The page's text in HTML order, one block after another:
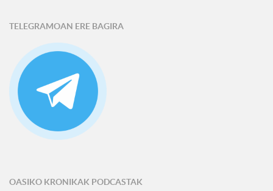
TELEGRAMOAN ERE BAGIRA
OASIKO KRONIKAK PODCASTAK